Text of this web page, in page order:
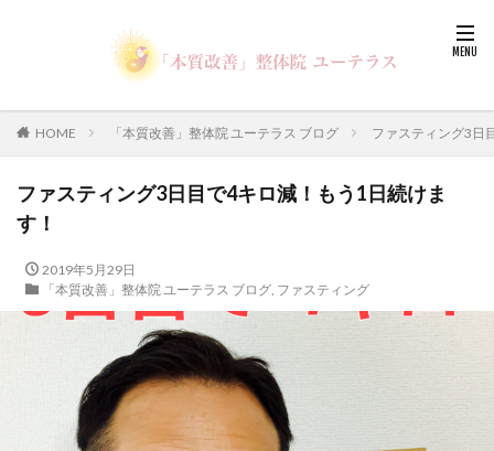
HOME 「本質改善」整体院 ユーテラス ブログ ファスティング3日
ファスティング3日目で4キロ減！もう1日続けま
す！
2019年5月29日
「本質改善」整体院 ユーテラス ブログ, ファスティング